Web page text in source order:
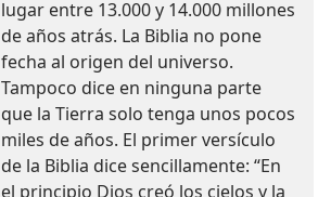
lugar entre 13.000 y 14.000 millones
de años atrás. La Biblia no pone
fecha al origen del universo.
Tampoco dice en ninguna parte
que la Tierra solo tenga unos pocos
miles de años. El primer versículo
de la Biblia dice sencillamente: “En
el principio Dios creó los cielos y la